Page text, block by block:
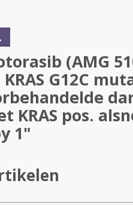
(AMG
G12C
KRAS pos.
1"